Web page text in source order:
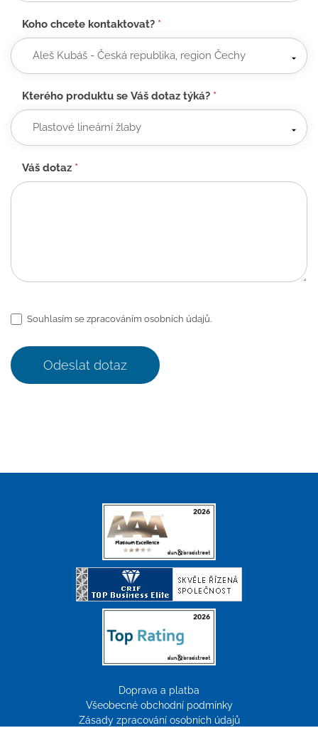
Koho chcete kontaktovat? *
Kterého produktu se Váš dotaz týká? *
Váš dotaz *
Souhlasím se zpracováním osobních údajů.
Odeslat dotaz
Doprava a platba
Všeobecné obchodní podmínky
Zásady zpracování osobních údajů